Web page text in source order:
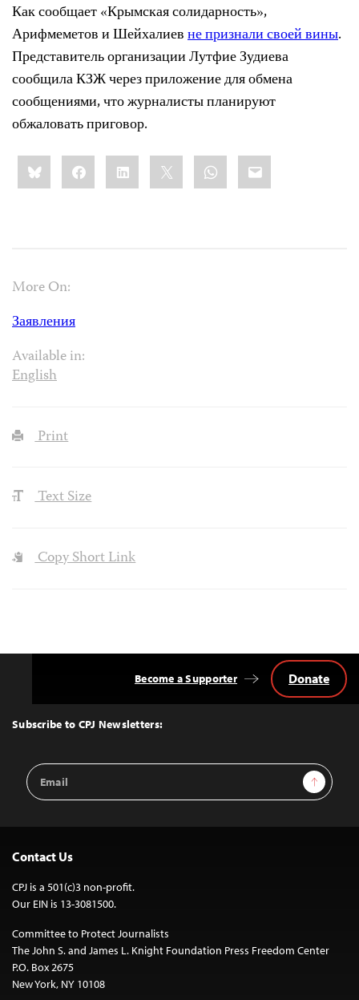
Как сообщает «Крымская солидарность»,
Арифмеметов и Шейхалиевне признали своей вины.
Представитель организации Лутфие Зудиева
сообщила КЗЖ через приложение для обмена
сообщениями, что журналисты планируют
обжаловать приговор.
Share
this:BlueskyFacebookLinkedIn WhatsApp
Email
More On:
Заявления
Available in:
English
Print
Text Size
Copy Short Link
Top
Subscribe to CPJ Newsletters:
Email
Address
Sign Up
Become a Supporter Donate
Contact Us
CPJ is a 501(c)3 non-profit.
Our EIN is 13-3081500.
Committee to Protect Journalists
The John S. and James L. Knight Foundation Press Freedom Center
P.O. Box 2675
New York, NY 10108